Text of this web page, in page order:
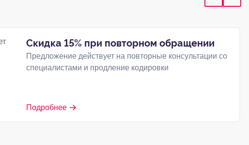
Скидка 15% при повторном обращении
Предложение действует на повторные консультации со
специалистами и продление кодировки
Подробнее